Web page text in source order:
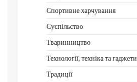
Спортивне харчування
Суспільство
Тваринництво
Технології, техніка та гаджети
Традиції